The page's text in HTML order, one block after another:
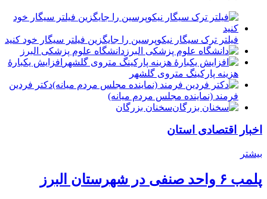
فیلتر ترک سیگار نیکوپرسین را جایگزین فیلتر سیگار خود کنید
دانشگاه علوم پزشکی البرز
افزایش یکبارۀ
هزینه پارکینگ متروی گلشهر
دكتر فردين
فرمند (نماينده مجلس مردم میانه)
سخنان بزرگان
اخبار اقتصادی استان
بیشتر
پلمب ۶ واحد صنفی در شهرستان البرز